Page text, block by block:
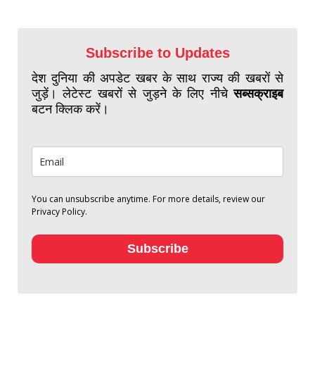
Subscribe to Updates
देश दुनिया की अपडेट खबर के साथ राज्य की खबरों से
जुड़ें। लेटेस्ट खबरों से जुड़ने के लिए नीचेसब्सक्राइब
बटन क्लिक करें।
You can unsubscribe anytime. For more details, review our
Privacy Policy.
Subscribe